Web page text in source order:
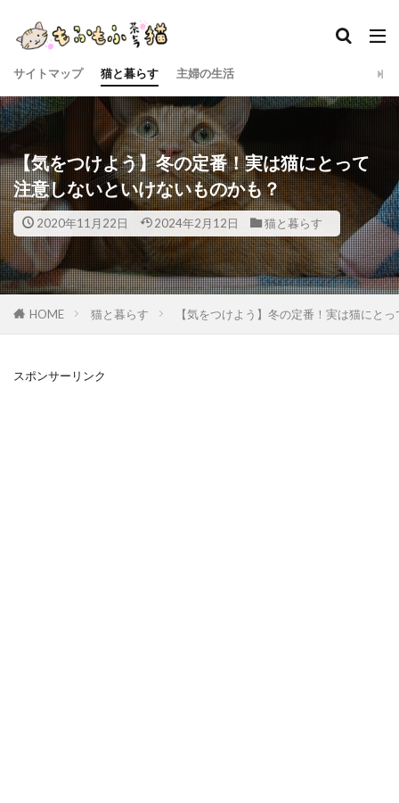
サイトマップ 猫と暮らす 主婦の生活
【気をつけよう】冬の定番！実は猫にとって
注意しないといけないものかも？
2020年11月22日 2024年2月12日 猫と暮らす
HOME 猫と暮らす 【気をつけよう】冬の定番！実は猫にと
スポンサーリンク